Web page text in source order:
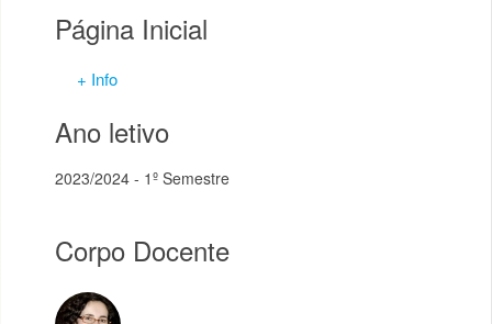
Página Inicial
+ Info
Ano letivo
2023/2024 - 1º Semestre
Corpo Docente